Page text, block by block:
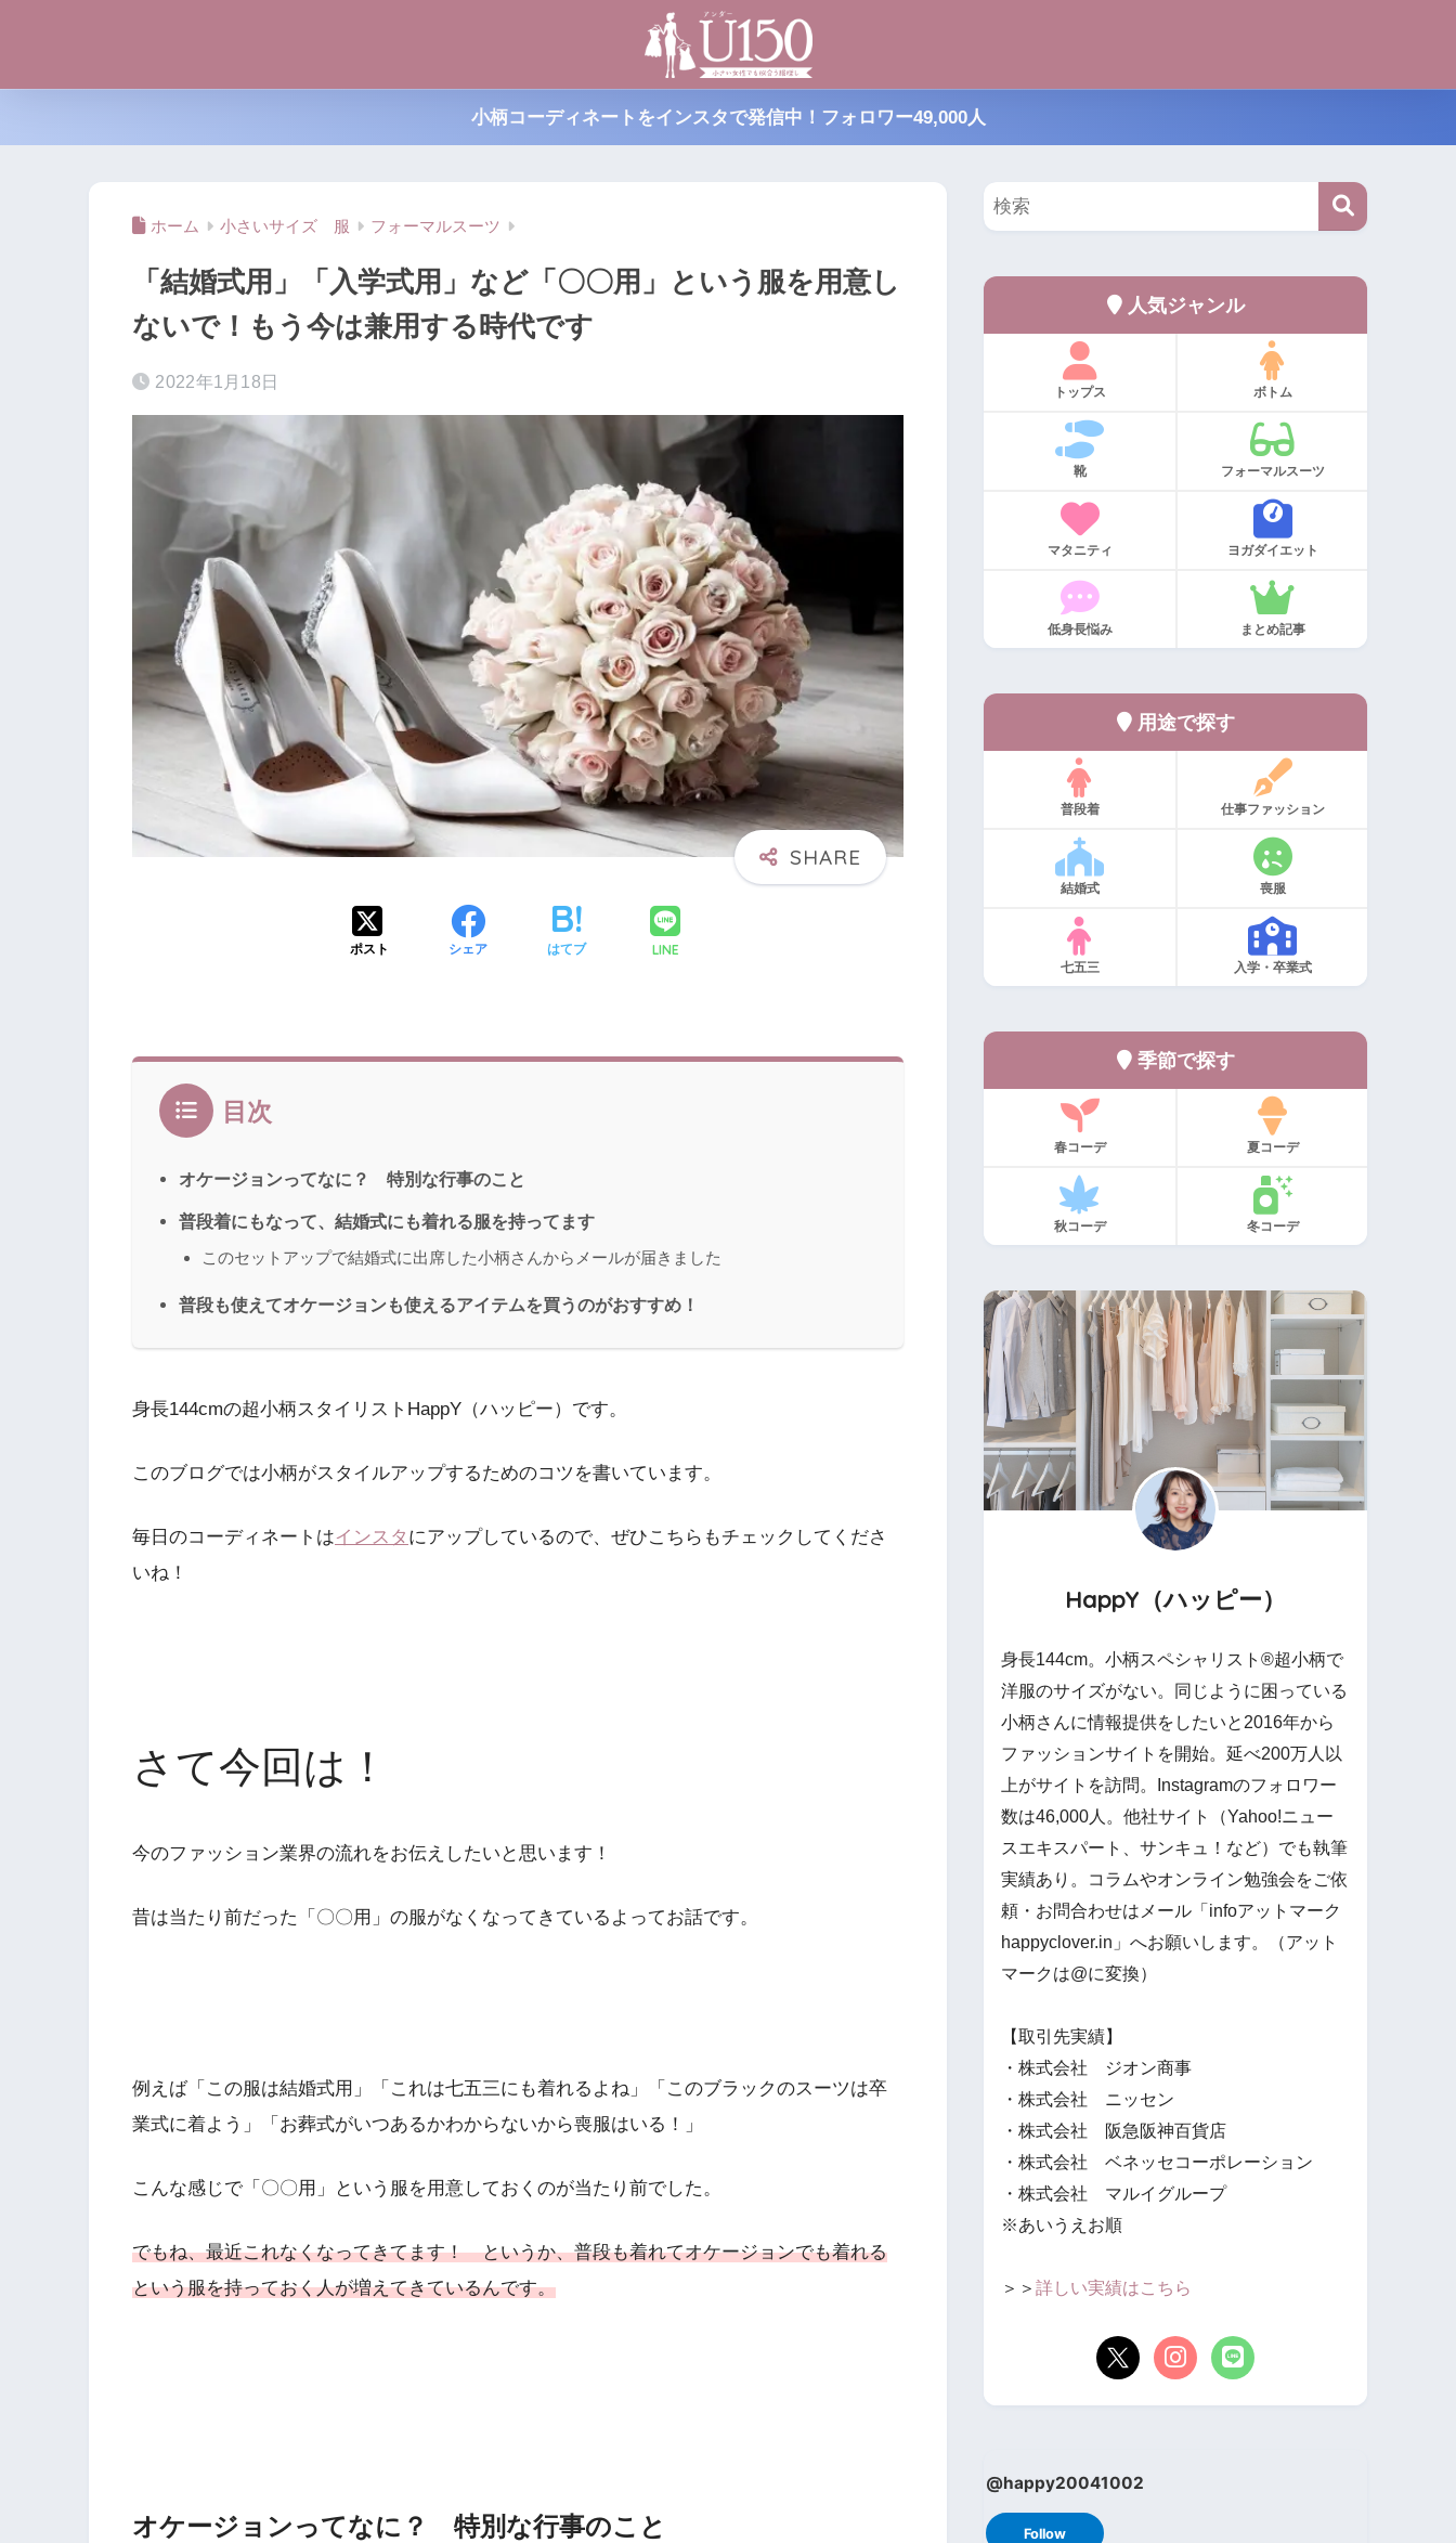
小柄コーディネートをインスタで発信中！フォロワー49,000人
ホーム 小さいサイズ 服 フォーマルスーツ
「結婚式用」「入学式用」など「〇〇用」という服を用意し
ないで！もう今は兼用する時代です
2022年1月18日
ポスト シェア はてブ LINE
目次
オケージョンってなに？ 特別な行事のこと
普段着にもなって、結婚式にも着れる服を持ってます
このセットアップで結婚式に出席した小柄さんからメールが届きました
普段も使えてオケージョンも使えるアイテムを買うのがおすすめ！
身長144cmの超小柄スタイリストHappY（ハッピー）です。
このブログでは小柄がスタイルアップするためのコツを書いています。
毎日のコーディネートはインスタ にアップしているので、ぜひこちらもチェックしてくださ
いね！
さて今回は！
今のファッション業界の流れをお伝えしたいと思います！
昔は当たり前だった「〇〇用」の服がなくなってきているよってお話です。
例えば「この服は結婚式用」「これは七五三にも着れるよね」「このブラックのスーツは卒
業式に着よう」「お葬式がいつあるかわからないから喪服はいる！」
こんな感じで「〇〇用」という服を用意しておくのが当たり前でした。
でもね、最近これなくなってきてます！ というか、普段も着れてオケージョンでも着れる
という服を持っておく人が増えてきているんです。
オケージョンってなに？ 特別な行事のこと
人気ジャンル
トップス ボトム
靴 フォーマルスーツ
マタニティ ヨガダイエット
低身長悩み まとめ記事
用途で探す
普段着 仕事ファッション
結婚式 喪服
七五三 入学・卒業式
季節で探す
春コーデ 夏コーデ
秋コーデ 冬コーデ
HappY（ハッピー）
身長144cm。小柄スペシャリスト®︎超小柄で
洋服のサイズがない。同じように困っている
小柄さんに情報提供をしたいと2016年から
ファッションサイトを開始。延べ200万人以
上がサイトを訪問。Instagramのフォロワー
数は46,000人。他社サイト（Yahoo!ニュー
スエキスパート、サンキュ！など）でも執筆
実績あり。コラムやオンライン勉強会をご依
頼・お問合わせはメール「infoアットマーク
happyclover.in」へお願いします。（アット
マークは@に変換）
【取引先実績】
・株式会社 ジオン商事
・株式会社 ニッセン
・株式会社 阪急阪神百貨店
・株式会社 ベネッセコーポレーション
・株式会社 マルイグループ
※あいうえお順
＞＞ 詳しい実績はこちら